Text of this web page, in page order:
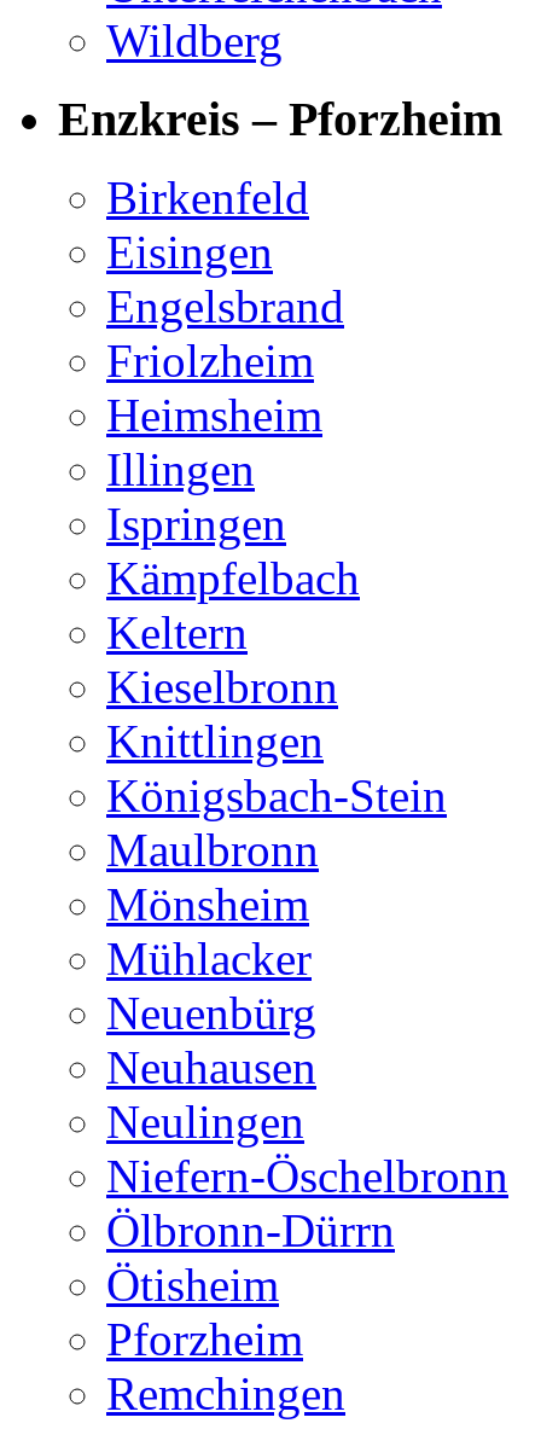
Wildberg
Enzkreis – Pforzheim
Birkenfeld
Eisingen
Engelsbrand
Friolzheim
Heimsheim
Illingen
Ispringen
Kämpfelbach
Keltern
Kieselbronn
Knittlingen
Königsbach-Stein
Maulbronn
Mönsheim
Mühlacker
Neuenbürg
Neuhausen
Neulingen
Niefern-Öschelbronn
Ölbronn-Dürrn
Ötisheim
Pforzheim
Remchingen